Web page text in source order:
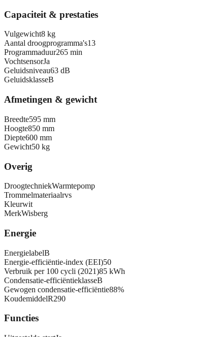
Capaciteit & prestaties
Vulgewicht8 kg
Aantal droogprogramma's13
Programmaduur265 min
VochtsensorJa
Geluidsniveau63 dB
GeluidsklasseB
Afmetingen & gewicht
Breedte595 mm
Hoogte850 mm
Diepte600 mm
Gewicht50 kg
Overig
DroogtechniekWarmtepomp
Trommelmateriaalrvs
Kleurwit
MerkWisberg
Energie
EnergielabelB
Energie-efficiëntie-index (EEI)50
Verbruik per 100 cycli (2021)85 kWh
Condensatie-efficiëntieklasseB
Gewogen condensatie-efficiëntie88%
KoudemiddelR290
Functies